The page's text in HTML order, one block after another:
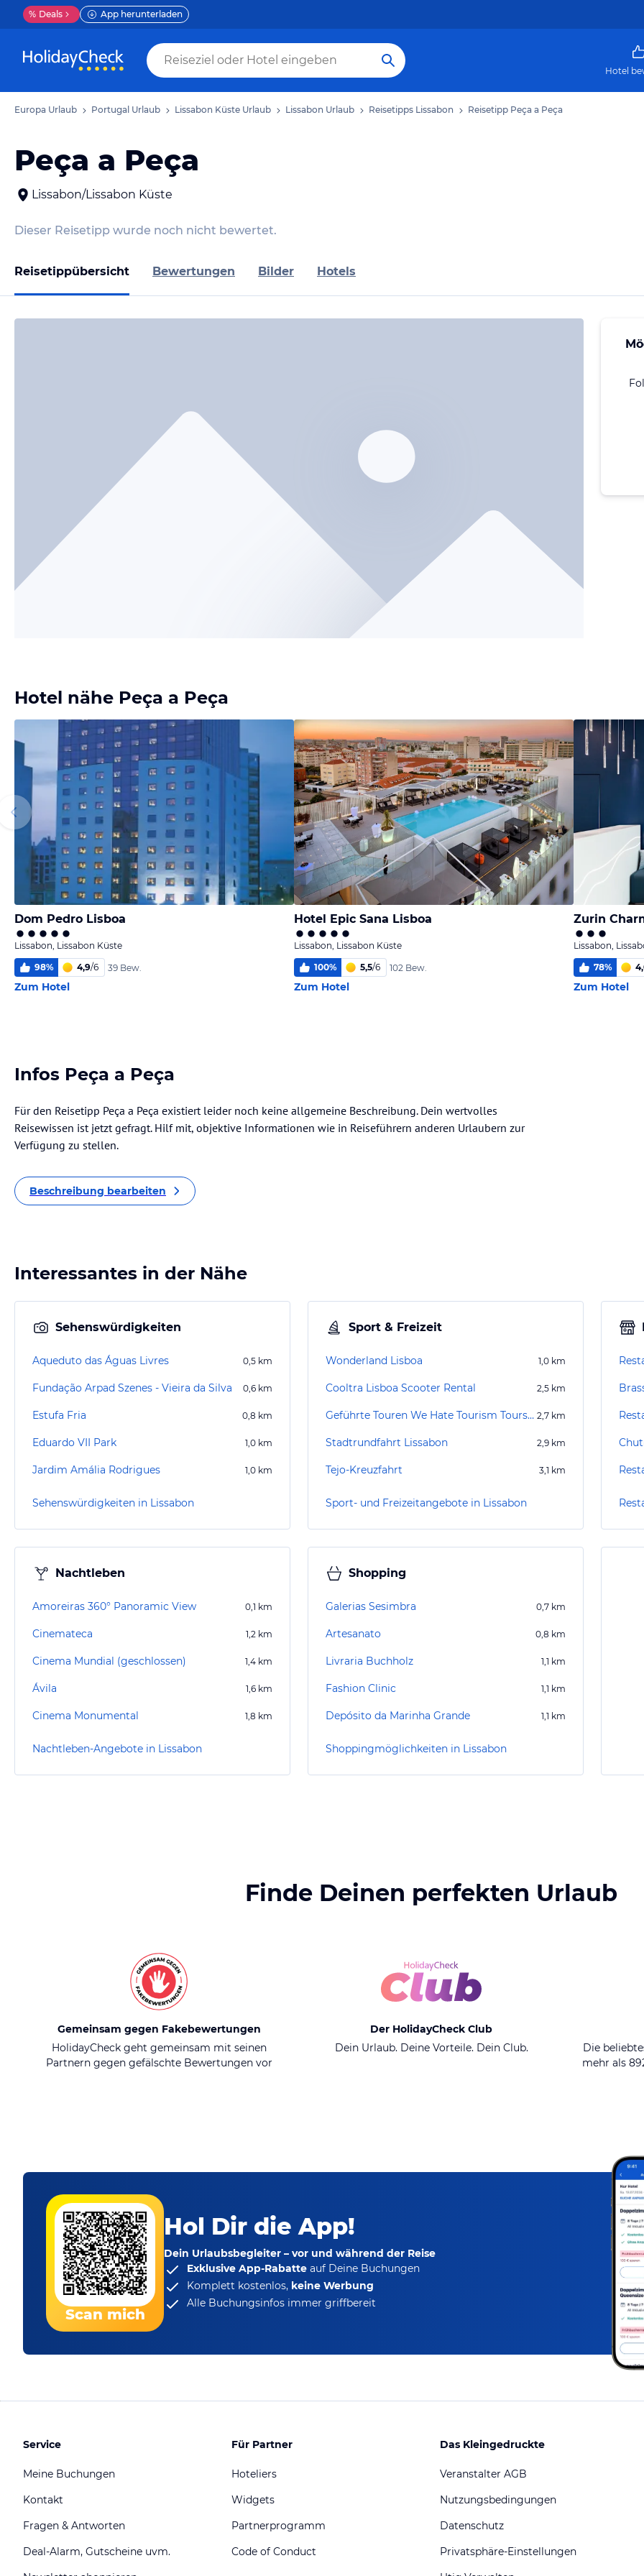
% Deals App herunterladen
Hotel
Europa Urlaub Portugal Urlaub Lissabon Küste Urlaub Lissabon Urlaub Reisetipps Lissabon Reisetipp Peça a Peça
Peça a Peça
Lissabon/Lissabon Küste
Dieser Reisetipp wurde noch nicht bewertet.
Reisetippübersicht Bewertungen Bilder Hotels
Hotel nähe Peça a Peça
Dom Pedro Lisboa
Lissabon, Lissabon Küste
98% 4,9/6 39 Bew.
Zum Hotel
Hotel Epic Sana Lisboa
Lissabon, Lissabon Küste
100% 5,5/6 102 Bew.
Zum Hotel
Zurin
Lissabon,
78%
Zum Hotel
Infos Peça a Peça
Für den Reisetipp Peça a Peça existiert leider noch keine allgemeine Beschreibung. Dein wertvolles
Reisewissen ist jetzt gefragt. Hilf mit, objektive Informationen wie in Reiseführern anderen Urlaubern zur
Verfügung zu stellen.
Beschreibung bearbeiten
Interessantes in der Nähe
Sehenswürdigkeiten
Aqueduto das Águas Livres 0,5 km
Fundação Arpad Szenes - Vieira da Silva 0,6 km
Estufa Fria 0,8 km
Eduardo VII Park 1,0 km
Jardim Amália Rodrigues 1,0 km
Sehenswürdigkeiten in Lissabon
Sport & Freizeit
Wonderland Lisboa 1,0 km
Cooltra Lisboa Scooter Rental 2,5 km
Geführte Touren We Hate Tourism Tours Lissabon 2,7 km
Stadtrundfahrt Lissabon 2,9 km
Tejo-Kreuzfahrt 3,1 km
Sport- und Freizeitangebote in Lissabon
Nachtleben
Amoreiras 360° Panoramic View 0,1 km
Cinemateca 1,2 km
Cinema Mundial (geschlossen) 1,4 km
Ávila 1,6 km
Cinema Monumental 1,8 km
Nachtleben-Angebote in Lissabon
Shopping
Galerias Sesimbra 0,7 km
Artesanato 0,8 km
Livraria Buchholz 1,1 km
Fashion Clinic 1,1 km
Depósito da Marinha Grande 1,1 km
Shoppingmöglichkeiten in Lissabon
Finde Deinen perfekten Urlaub
Gemeinsam gegen Fakebewertungen
HolidayCheck geht gemeinsam mit seinen
Partnern gegen gefälschte Bewertungen vor
Der HolidayCheck Club
Dein Urlaub. Deine Vorteile. Dein Club.
Die
mehr als
Scan mich
Hol Dir die App!
Dein Urlaubsbegleiter – vor und während der Reise
Exklusive App-Rabatte auf Deine Buchungen
Komplett kostenlos, keine Werbung
Alle Buchungsinfos immer griffbereit
Service
Meine Buchungen
Kontakt
Fragen & Antworten
Deal-Alarm, Gutscheine uvm.
Für Partner
Hoteliers
Widgets
Partnerprogramm
Code of Conduct
Das Kleingedruckte
Veranstalter AGB
Nutzungsbedingungen
Datenschutz
Privatsphäre-Einstellungen